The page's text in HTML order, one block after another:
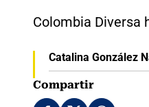
Colombia Diversa
Catalina González
Compartir